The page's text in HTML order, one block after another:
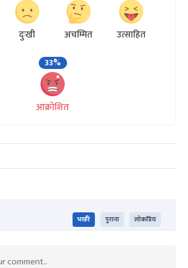
दुःखी अचम्मित
उत्साहित
33%
आक्रोशित
भर्खरै पुराना लोकप्रिय